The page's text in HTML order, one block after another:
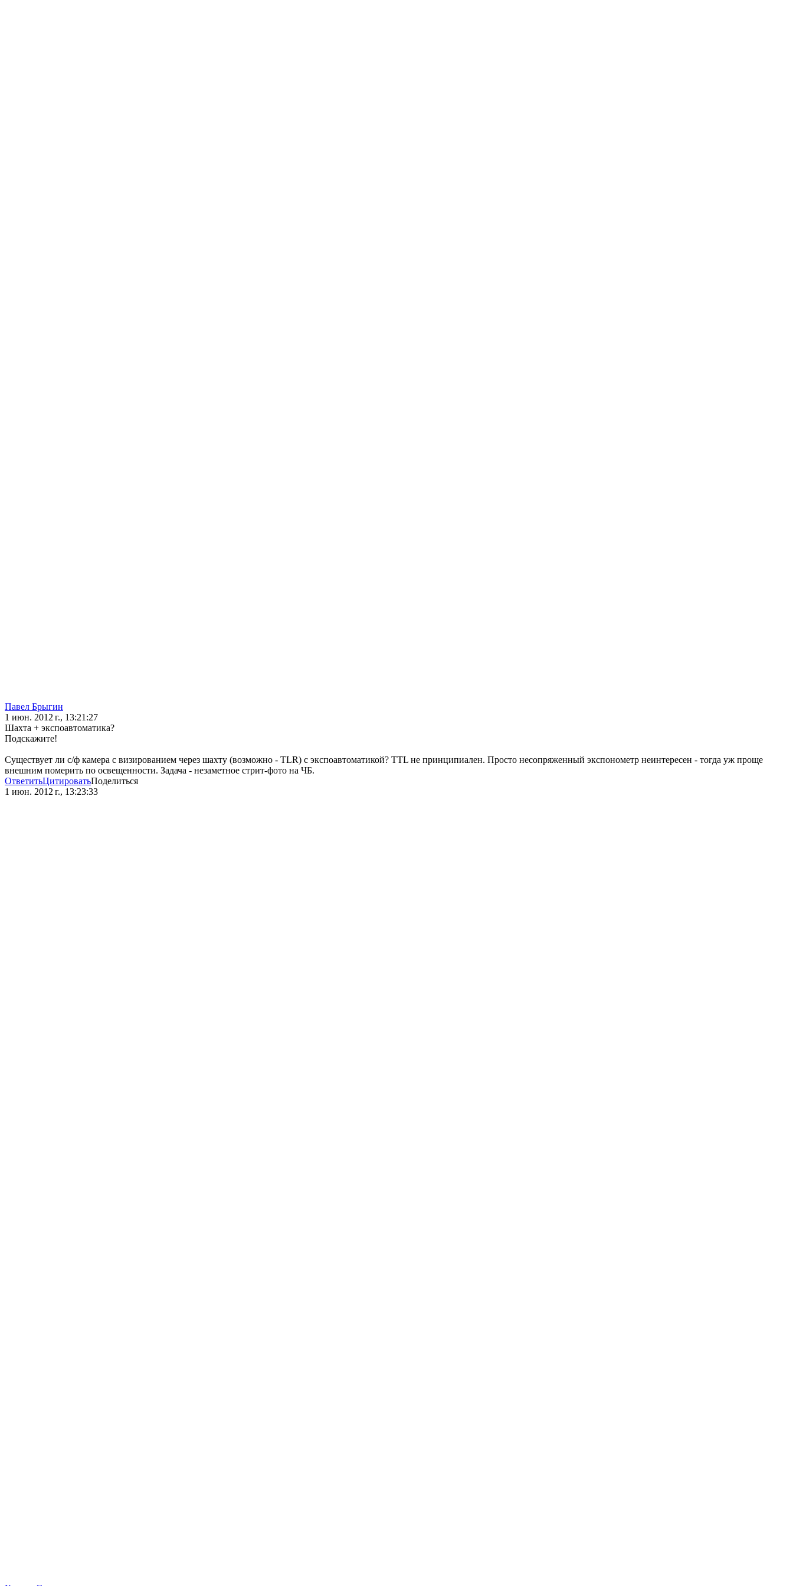
Павел Брыгин
1 июн. 2012 г., 13:21:27
Шахта + экспоавтоматика?
Подскажите!
Существует ли с/ф камера с визированием через шахту (возможно - TLR) с экспоавтоматикой? TTL не принципиален. Просто несопряженный экспонометр неинтересен - тогда уж проще
внешним померить по освещенности. Задача - незаметное стрит-фото на ЧБ.
ОтветитьЦитироватьПоделиться
1 июн. 2012 г., 13:23:33